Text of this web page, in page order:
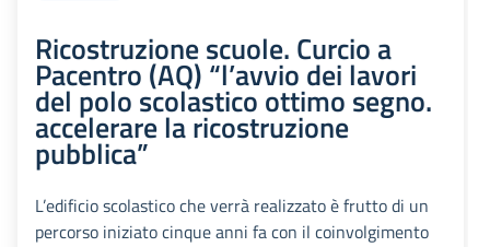
Ricostruzione scuole. Curcio a
Pacentro (AQ) “l’avvio dei lavori
del polo scolastico ottimo segno.
accelerare la ricostruzione
pubblica”
L’edificio scolastico che verrà realizzato è frutto di un
percorso iniziato cinque anni fa con il coinvolgimento